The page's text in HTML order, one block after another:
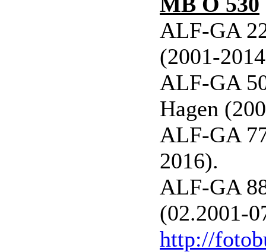
ALF-GA
(2001-
ALF-GA
Hagen
ALF-GA
2016).
ALF-GA
(02.2001-
http://